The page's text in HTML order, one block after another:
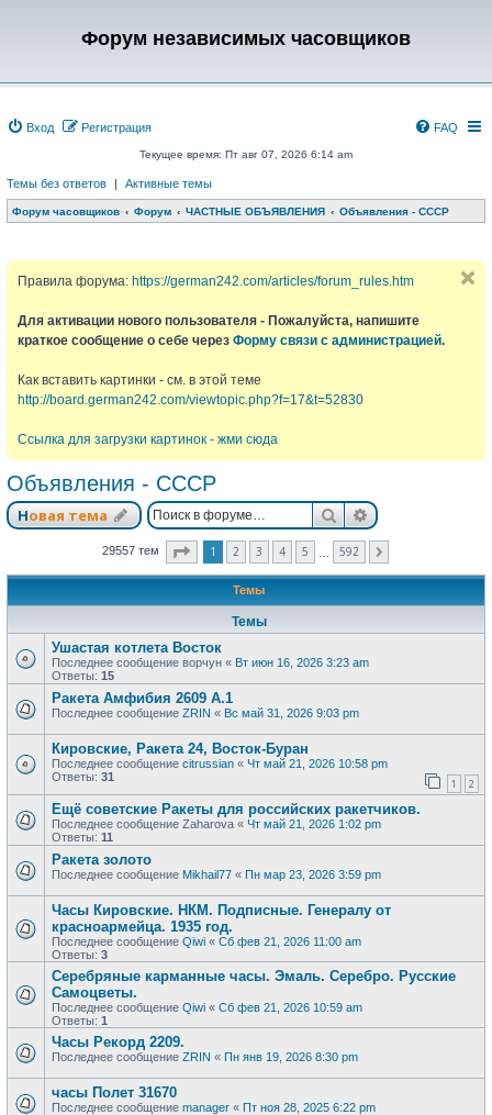
Форум независимых часовщиков
Вход Регистрация FAQ
Текущее время: Пт авг 07, 2026 6:14 am
Темы без ответов | Активные темы
Форум часовщиков Форум ЧАСТНЫЕ ОБЪЯВЛЕНИЯ Объявления - СССР
Правила форума: https://german242.com/articles/forum_rules.htm
Для активации нового пользователя - Пожалуйста, напишите
краткое сообщение о себе через Форму связи с администрацией.
Как вставить картинки - см. в этой теме
http://board.german242.com/viewtopic.php?f=17&t=52830
Ссылка для загрузки картинок - жми сюда
Объявления - СССР
Новая тема ПоискРасширенный
29557 тем Страница из 592
1 2 3 4 5 592
Темы
Темы
Ушастая котлета Восток
Последнее сообщение ворчун « Вт июн 16, 2026 3:23 am
Ответы: 15
Ракета Амфибия 2609 А.1
Последнее сообщение ZRIN « Вс май 31, 2026 9:03 pm
Кировские, Ракета 24, Восток-Буран
Последнее сообщение citrussian « Чт май 21, 2026 10:58 pm
Ответы: 31 1 2
Ещё советские Ракеты для российских ракетчиков.
Последнее сообщение Zaharova « Чт май 21, 2026 1:02 pm
Ответы: 11
Ракета золото
Последнее сообщение Mikhail77 « Пн мар 23, 2026 3:59 pm
Часы Кировские. НКМ. Подписные. Генералу от
красноармейца. 1935 год.
Последнее сообщение Qiwi « Сб фев 21, 2026 11:00 am
Ответы: 3
Серебряные карманные часы. Эмаль. Серебро. Русские
Самоцветы.
Последнее сообщение Qiwi « Сб фев 21, 2026 10:59 am
Ответы: 1
Часы Рекорд 2209.
Последнее сообщение ZRIN « Пн янв 19, 2026 8:30 pm
часы Полет 31670
Последнее сообщение manager « Пт ноя 28, 2025 6:22 pm